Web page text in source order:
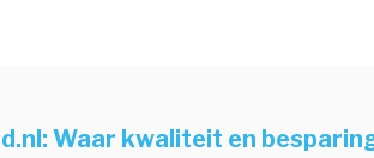
Waar kwaliteit en